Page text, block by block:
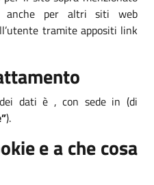
per altri siti web
tramite appositi link
dati è , con sede in (di
).
e a che cosa